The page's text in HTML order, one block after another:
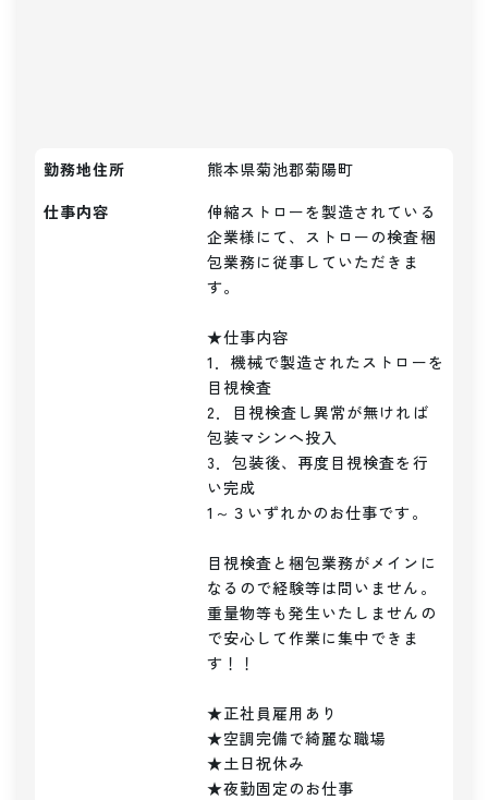
勤務地住所
熊本県菊池郡菊陽町
仕事内容
伸縮ストローを製造されている
企業様にて、ストローの検査梱
包業務に従事していただきま
す。
★仕事内容
1．機械で製造されたストローを
目視検査
2．目視検査し異常が無ければ
包装マシンへ投入
3．包装後、再度目視検査を行
い完成
1～３いずれかのお仕事です。
目視検査と梱包業務がメインに
なるので経験等は問いません。
重量物等も発生いたしませんの
で安心して作業に集中できま
す！！
★正社員雇用あり
★空調完備で綺麗な職場
★土日祝休み
★夜勤固定のお仕事